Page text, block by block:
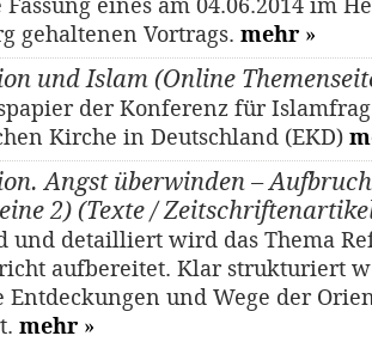
eines am 04.06.2014 im
gehaltenen Vortrags. mehr »
und Islam (Online
der Konferenz für
Kirche in Deutschland (EKD)
Angst überwinden –
2) (Texte /
und detailliert wird das Thema
aufbereitet. Klar strukturiert
und Wege der
mehr »